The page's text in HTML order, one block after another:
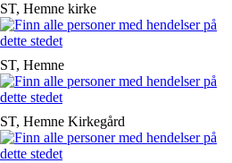
ST, Hemne kirke
ST, Hemne
ST, Hemne Kirkegård